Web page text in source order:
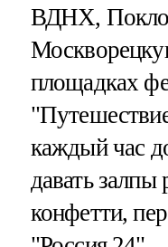
ВДНХ,
площадках
каждый час
давать залпы
конфетти,